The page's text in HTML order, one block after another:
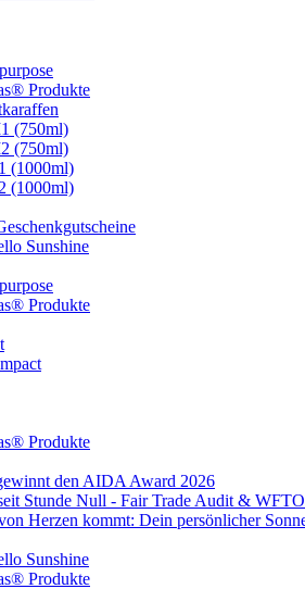
Produkte
(750ml)
(750ml)
(1000ml)
(1000ml)
Sunshine
Produkte
Produkte
den AIDA Award 2026
Stunde Null - Fair Trade Audit &
Herzen kommt: Dein persönlicher
Sunshine
Produkte